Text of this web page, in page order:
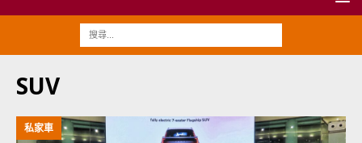
SUV
私家車